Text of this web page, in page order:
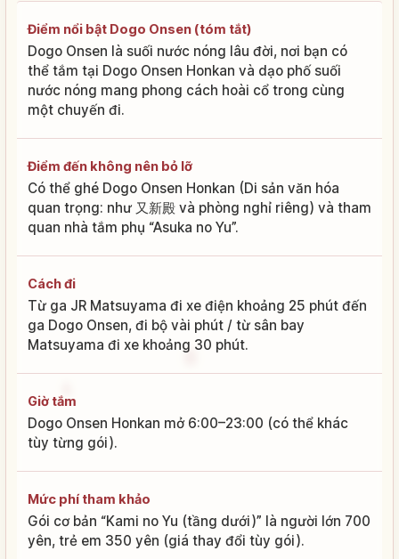
Điểm nổi bật Dogo Onsen (tóm tắt)
Dogo Onsen là suối nước nóng lâu đời, nơi bạn có
thể tắm tại Dogo Onsen Honkan và dạo phố suối
nước nóng mang phong cách hoài cổ trong cùng
một chuyến đi.
Điểm đến không nên bỏ lỡ
Có thể ghé Dogo Onsen Honkan (Di sản văn hóa
quan trọng: như 又新殿 và phòng nghỉ riêng) và tham
quan nhà tắm phụ “Asuka no Yu”.
Cách đi
Từ ga JR Matsuyama đi xe điện khoảng 25 phút đến
ga Dogo Onsen, đi bộ vài phút / từ sân bay
Matsuyama đi xe khoảng 30 phút.
Giờ tắm
Dogo Onsen Honkan mở 6:00–23:00 (có thể khác
tùy từng gói).
Mức phí tham khảo
Gói cơ bản “Kami no Yu (tầng dưới)” là người lớn 700
yên, trẻ em 350 yên (giá thay đổi tùy gói).